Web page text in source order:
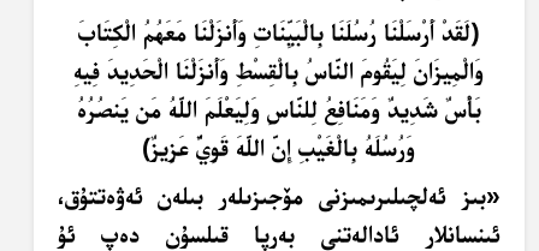
﴿لَقَدْ أَرْسَلْنَا رُسُلَنَا بِالْبَيِّنَاتِ وَأَنزَلْنَا مَعَهُمُ الْكِتَابَ
وَالْمِيزَانَ لِيَقُومَ النَّاسُ بِالْقِسْطِ وَأَنزَلْنَا الْحَدِيدَ فِيهِ
بَأْسٌ شَدِيدٌ وَمَنَافِعُ لِلنَّاسِ وَلِيَعْلَمَ اللَّهُ مَن يَنصُرُهُ
وَرُسُلَهُ بِالْغَيْبِ إِنَّ اللَّهَ قَوِيٌّ عَزِيزٌ﴾
«بىز ئەلچىلىرىمىزنى مۆجىزىلەر بىلەن ئەۋەتتۇق،
ئىنسانلار ئادالەتنى بەرپاقىلسۇن دەپ ئۇ